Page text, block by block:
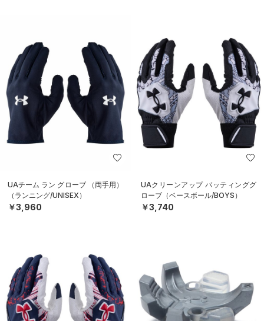
UAチーム ラン グローブ （両手用）
（ランニング/UNISEX）
￥3,960
UAクリーンアップ バッティンググ
ローブ（ベースボール/BOYS）
￥3,740